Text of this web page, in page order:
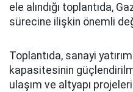
ele alındığı toplantıda,
sürecine ilişkin önemli
Toplantıda, sanayi
kapasitesinin
ulaşım ve altyapı